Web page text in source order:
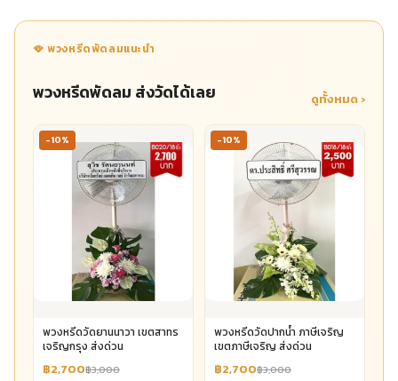
🪭 พวงหรีดพัดลมแนะนำ
พวงหรีดพัดลม ส่งวัดได้เลย ดูทั้งหมด ›
-10%
พวงหรีดวัดยานนาวา เขตสาทร
เจริญกรุง ส่งด่วน
฿2,700฿3,000
-10%
พวงหรีดวัดปากน้ำ ภาษีเจริญ
เขตภาษีเจริญ ส่งด่วน
฿2,700฿3,000